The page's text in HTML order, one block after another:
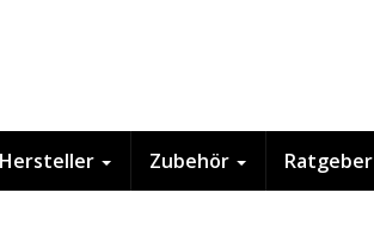
Hersteller Zubehör Ratgeber